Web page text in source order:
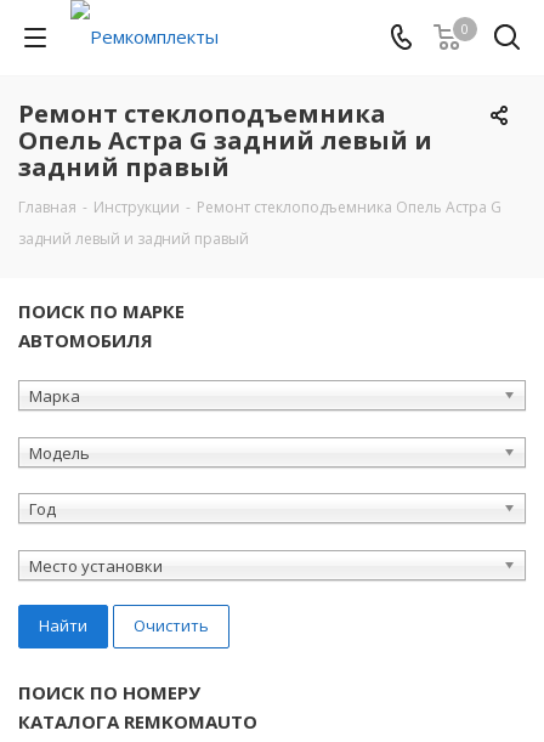
0
Ремонт стеклоподъемника
Опель Астра G задний левый и
задний правый
Главная - Инструкции - Ремонт стеклоподъемника Опель Астра G
задний левый и задний правый
ПОИСК ПО МАРКЕ
АВТОМОБИЛЯ
Марка
Модель
Год
Место установки
Найти Очистить
ПОИСК ПО НОМЕРУ
КАТАЛОГА REMKOMAUTO